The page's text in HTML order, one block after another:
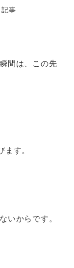
ゴリー
記事
間は、この先
ます。
いからです。